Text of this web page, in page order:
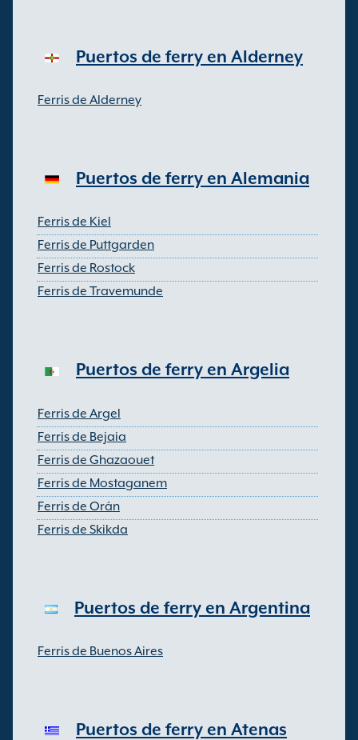
Puertos de ferry en Alderney
Ferris de Alderney
Puertos de ferry en Alemania
Ferris de Kiel
Ferris de Puttgarden
Ferris de Rostock
Ferris de Travemunde
Puertos de ferry en Argelia
Ferris de Argel
Ferris de Bejaia
Ferris de Ghazaouet
Ferris de Mostaganem
Ferris de Orán
Ferris de Skikda
Puertos de ferry en Argentina
Ferris de Buenos Aires
Puertos de ferry en Atenas